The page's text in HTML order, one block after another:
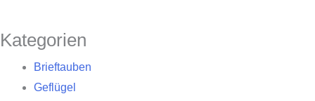
Kategorien
Brieftauben
Geflügel